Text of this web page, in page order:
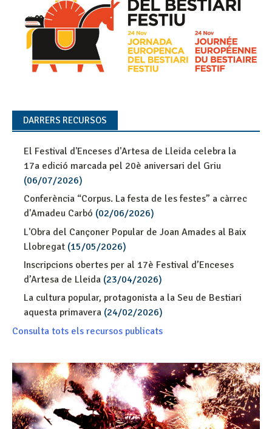
DARRERS RECURSOS
El Festival d'Enceses d'Artesa de Lleida celebra la
17a edició marcada pel 20è aniversari del Griu
(06/07/2026)
Conferència “Corpus. La festa de les festes” a càrrec
d'Amadeu Carbó (02/06/2026)
L'Obra del Cançoner Popular de Joan Amades al Baix
Llobregat (15/05/2026)
Inscripcions obertes per al 17è Festival d’Enceses
d’Artesa de Lleida (23/04/2026)
La cultura popular, protagonista a la Seu de Bestiari
aquesta primavera (24/02/2026)
Consulta tots els recursos publicats